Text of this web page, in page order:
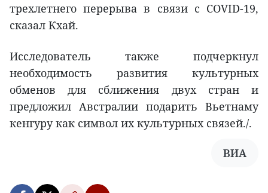
трехлетнего перерыва в связи с COVID-19,
сказал Кхай.
Исследователь также подчеркнул
необходимость развития культурных
обменов для сближения двух стран и
предложил Австралии подарить Вьетнаму
кенгуру как символ их культурных связей./.
ВИА